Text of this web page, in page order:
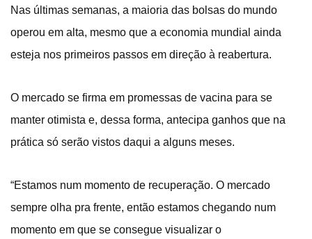
Nas últimas semanas, a maioria das bolsas do mundo
operou em alta, mesmo que a economia mundial ainda
esteja nos primeiros passos em direção à reabertura.
O mercado se firma em promessas de vacina para se
manter otimista e, dessa forma, antecipa ganhos que na
prática só serão vistos daqui a alguns meses.
“Estamos num momento de recuperação. O mercado
sempre olha pra frente, então estamos chegando num
momento em que se consegue visualizar o